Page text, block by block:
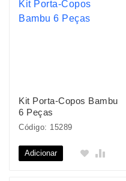
Kit Porta-Copos Bambu
6 Peças
Código: 15289
Adicionar